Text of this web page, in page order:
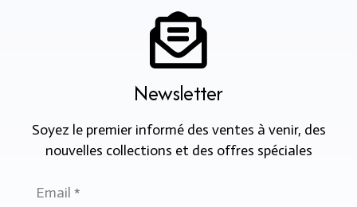
Newsletter
Soyez le premier informé des ventes à venir, des
nouvelles collections et des offres spéciales